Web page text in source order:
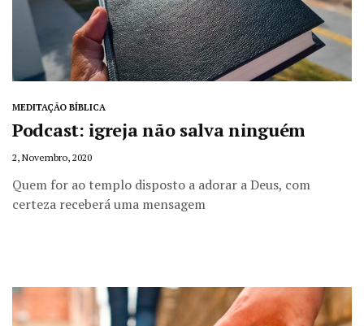
MEDITAÇÃO BÍBLICA
Podcast: igreja não salva ninguém
2, Novembro, 2020
Quem for ao templo disposto a adorar a Deus, com
certeza receberá uma mensagem